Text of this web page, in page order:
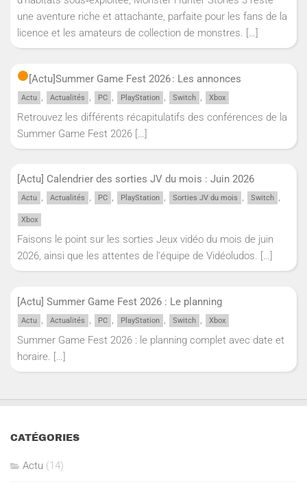
une aventure riche et attachante, parfaite pour les fans de la
licence et les amateurs de collection de monstres. […]
[Actu]Summer Game Fest 2026 : Les annonces
Actu Actualités PC PlayStation Switch Xbox
Retrouvez les différents récapitulatifs des conférences de la
Summer Game Fest 2026 […]
[Actu] Calendrier des sorties JV du mois : Juin 2026
Actu , Actualités , PC , PlayStation , Sorties JV du mois , Switch ,
Xbox
Faisons le point sur les sorties Jeux vidéo du mois de juin
2026, ainsi que les attentes de l'équipe de Vidéoludos. […]
[Actu] Summer Game Fest 2026 : Le planning
Actu Actualités PC PlayStation Switch Xbox
Summer Game Fest 2026 : le planning complet avec date et
horaire.
[…]
CATÉGORIES
Actu (14)